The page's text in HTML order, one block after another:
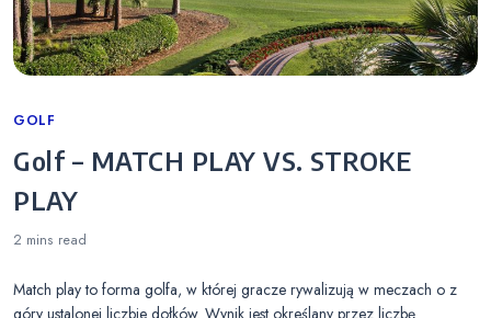
Categories
GOLF
Golf – MATCH PLAY VS. STROKE
PLAY
2 mins read
Match play to forma golfa, w której gracze rywalizują w meczach o z
góry ustalonej liczbie dołków. Wynik jest określany przez liczbę